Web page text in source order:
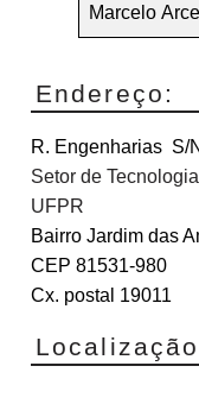
Marcelo
Endereço:
R. Engenharias S/N
Setor de
UFPR
Bairro Jardim das
CEP 81531-980
Cx. postal 19011
Localização